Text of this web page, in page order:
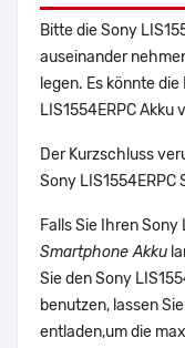
Bitte die Sony
auseinander
legen. Es könnte
LIS1554ERPC Akku
Der Kurzschluss
Sony LIS1554ERPC
Falls Sie Ihren Sony
Smartphone Akku
Sie den Sony
benutzen, lassen
entladen,um die